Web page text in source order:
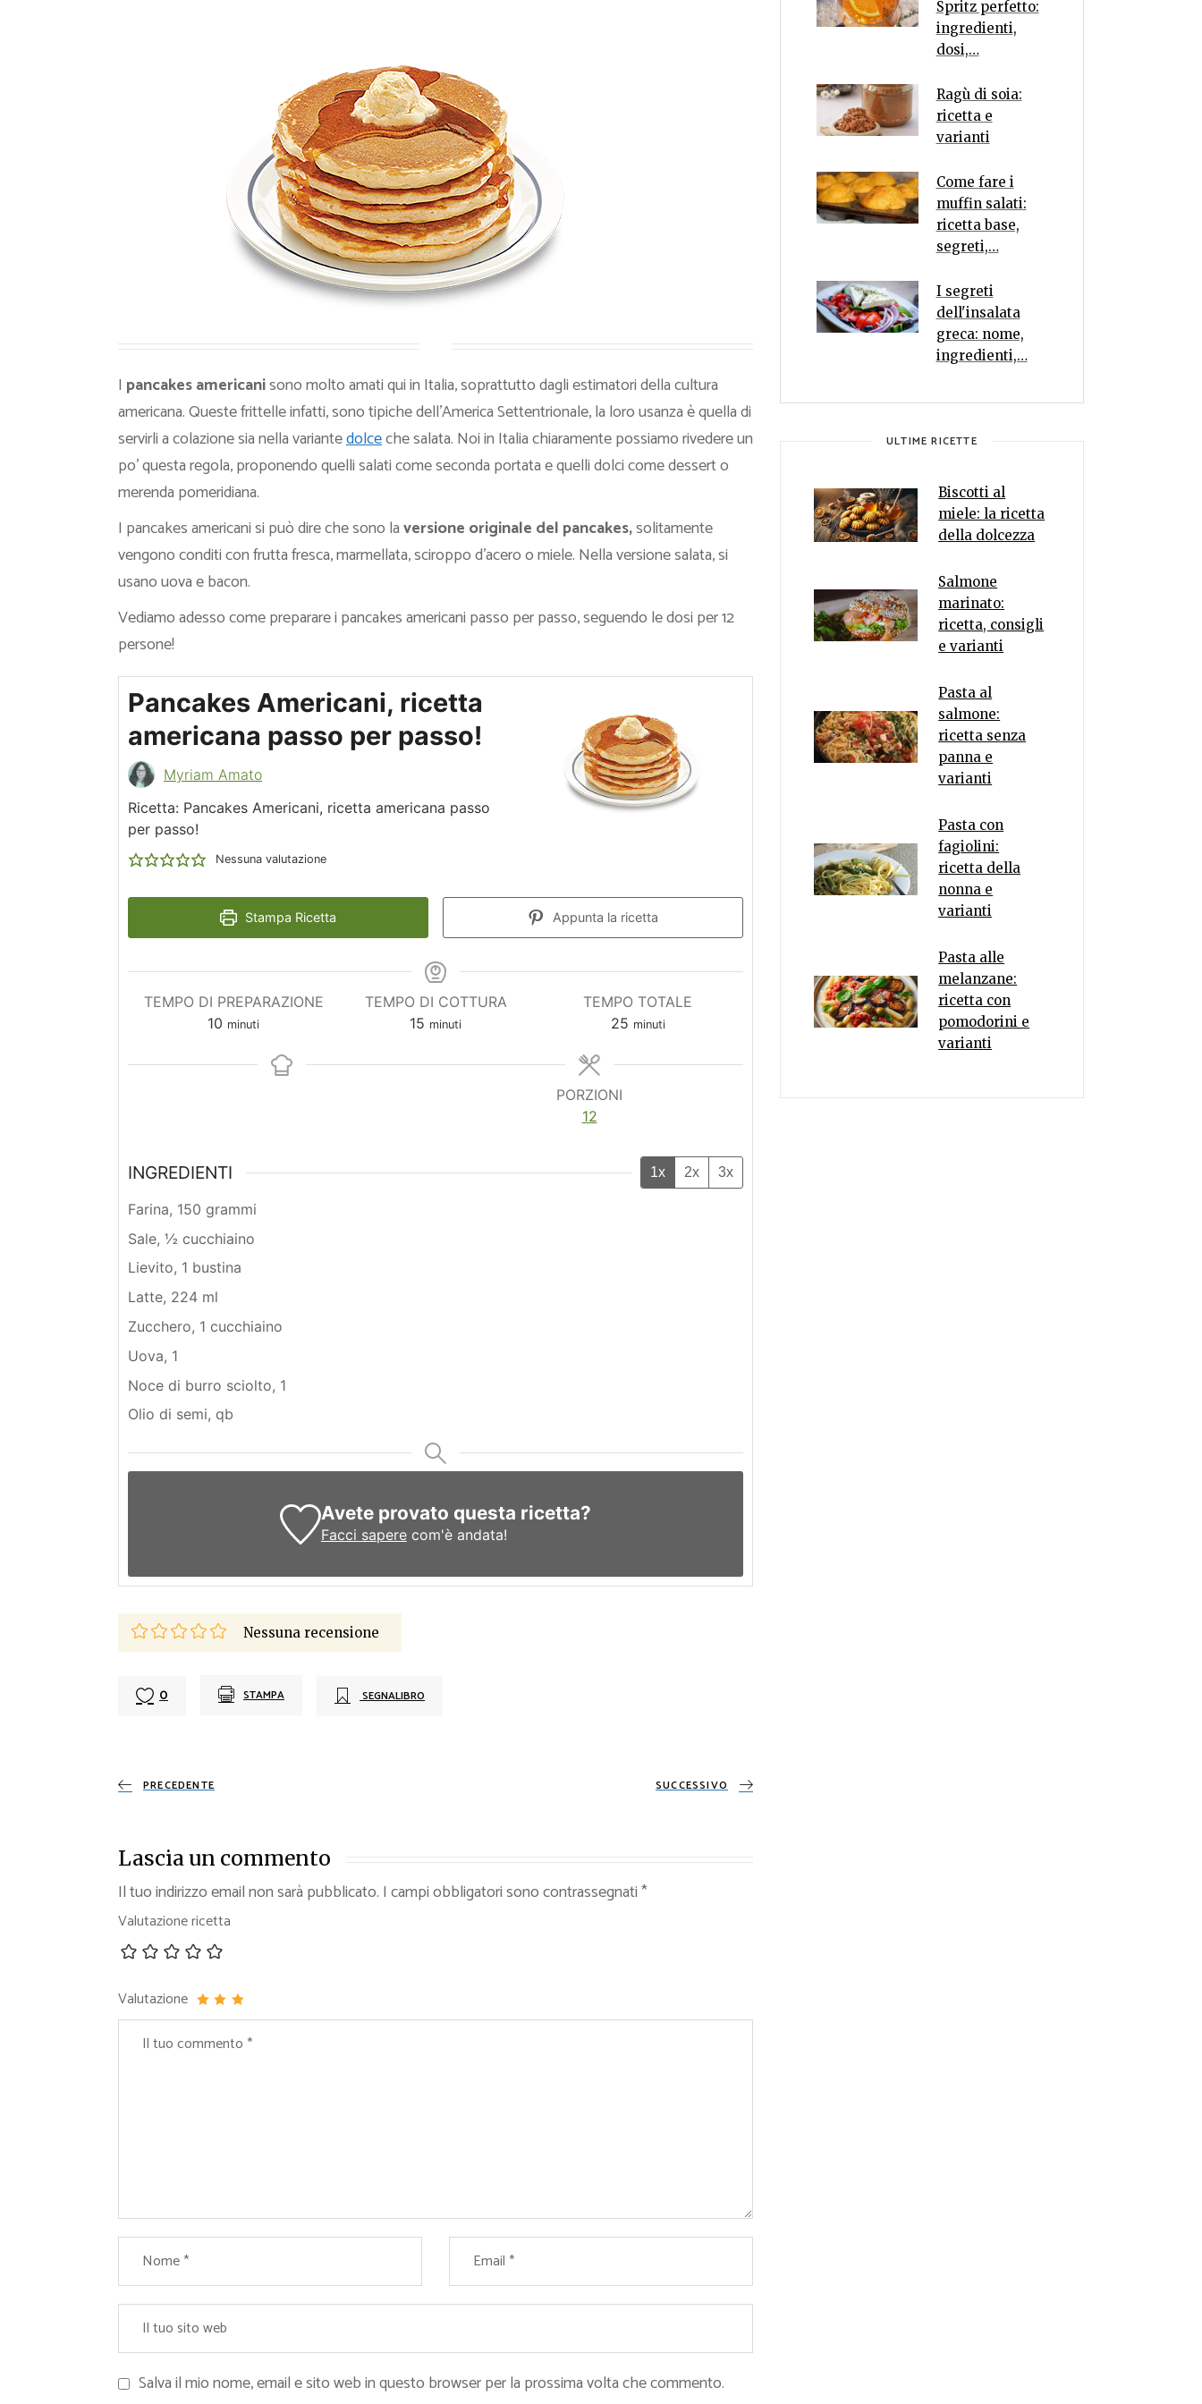
Ricette per Ingrediente
I pancakes americanisono molto amati qui in Italia, soprattutto dagli estimatori della cultura
americana. Queste frittelle infatti, sono tipiche dell’America Settentrionale, la loro usanza è quella di
servirli a colazione sia nella variantedolceche salata. Noi in Italia chiaramente possiamo rivedere un
po’ questa regola, proponendo quelli salati come seconda portata e quelli dolci come dessert o
merenda pomeridiana.
I pancakes americani si può dire che sono laversione originale del pancakes,solitamente
vengono conditi con frutta fresca, marmellata, sciroppo d’acero o miele. Nella versione salata, si
usano uova e bacon.
Vediamo adesso come preparare i pancakes americani passo per passo, seguendo le dosi per 12
persone!
Pancakes Americani, ricetta
americana passo per passo!
Myriam Amato
Ricetta: Pancakes Americani, ricetta americana passo
per passo!
Nessuna valutazione
Stampa Ricetta Appunta la ricetta
TEMPO DI PREPARAZIONE
10 minuti
minuti
TEMPO DI COTTURA
15 minuti
minuti
TEMPO TOTALE
25minuti
minuti
PORZIONI
12
INGREDIENTI 1x 2x 3x
Farina, 150 grammi
Sale, ½ cucchiaino
Lievito, 1 bustina
Latte, 224 ml
Zucchero, 1 cucchiaino
Uova, 1
Noce di burro sciolto, 1
Olio di semi, qb
Avete provato questa ricetta?
Facci saperecom'è andata!
Nessuna recensione
0 STAMPA SEGNALIBRO
PRECEDENTE SUCCESSIVO
Lascia un commento
Il tuo indirizzo email non sarà pubblicato. I campi obbligatori sono contrassegnati*
Valutazione ricetta
Valutazione
Salva il mio nome, email e sito web in questo browser per la prossima volta che commento.
Spritz perfetto:
ingredienti,
dosi,…
Ragù di soia:
ricetta e
varianti
Come fare i
muffin salati:
ricetta base,
segreti,…
I segreti
dell'insalata
greca: nome,
ingredienti,…
ULTIME RICETTE
Biscotti al
miele: la ricetta
della dolcezza
Salmone
marinato:
ricetta, consigli
e varianti
Pasta al
salmone:
ricetta senza
panna e
varianti
Pasta con
fagiolini:
ricetta della
nonna e
varianti
Pasta alle
melanzane:
ricetta con
pomodorini e
varianti